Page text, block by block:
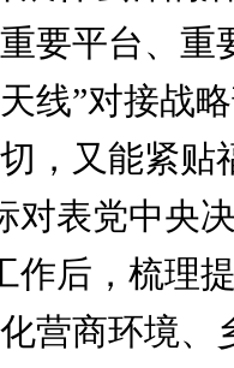
要平台、重
线”对接战
，又能紧贴
对表党中央
作后，梳理
营商环境、